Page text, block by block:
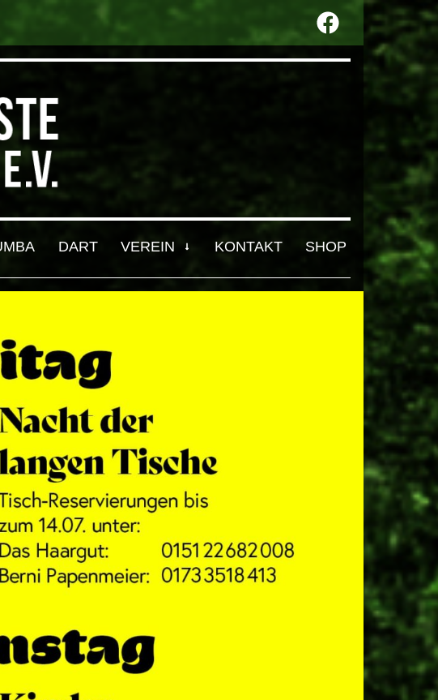
DART VEREIN KONTAKT SHOP